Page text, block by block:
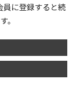
員に登録すると続
。